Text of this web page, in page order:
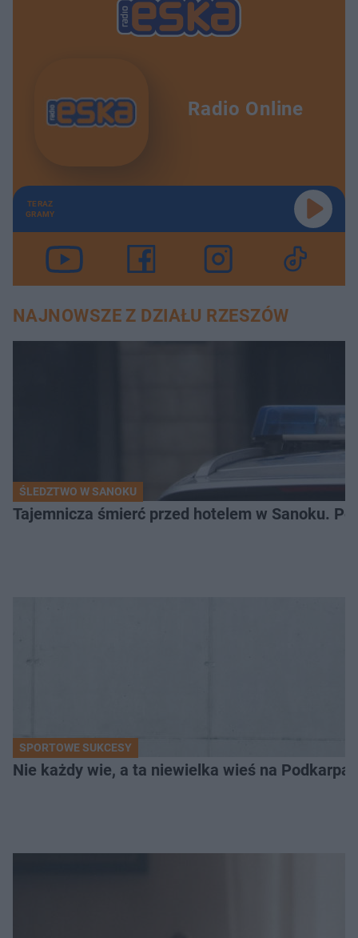
Radio Online
TERAZ
GRAMY
NAJNOWSZE Z DZIAŁU RZESZÓW
ŚLEDZTWO W SANOKU
Tajemnicza śmierć przed hotelem w Sanoku.
SPORTOWE SUKCESY
Nie każdy wie, a ta niewielka wieś na